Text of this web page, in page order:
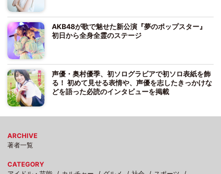
AKB48が歌で魅せた新公演『夢のポップスター』
初日から全身全霊のステージ
声優・奥村優季、初ソログラビアで初ソロ表紙を飾
る！ 初めて見せる表情や、声優を志したきっかけな
どを語った必読のインタビューを掲載
ARCHIVE
著者一覧
CATEGORY